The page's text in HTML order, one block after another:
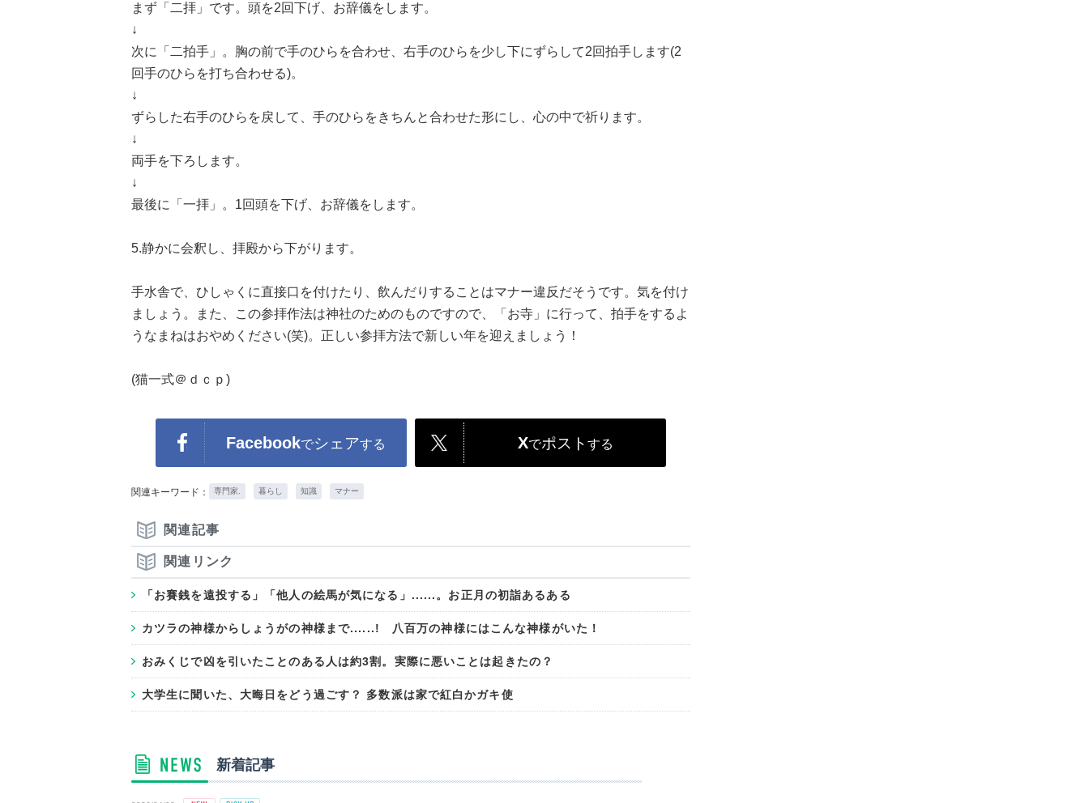
まず「二拝」です。頭を2回下げ、お辞儀をします。
↓
次に「二拍手」。胸の前で手のひらを合わせ、右手のひらを少し下にずらして2回拍手します(2
回手のひらを打ち合わせる)。
↓
ずらした右手のひらを戻して、手のひらをきちんと合わせた形にし、心の中で祈ります。
↓
両手を下ろします。
↓
最後に「一拝」。1回頭を下げ、お辞儀をします。
5.静かに会釈し、拝殿から下がります。
手水舎で、ひしゃくに直接口を付けたり、飲んだりすることはマナー違反だそうです。気を付け
ましょう。また、この参拝作法は神社のためのものですので、「お寺」に行って、拍手をするよ
うなまねはおやめください(笑)。正しい参拝方法で新しい年を迎えましょう！
(猫一式＠ｄｃｐ)
Facebookでシェアする Xでポスト する
関連キーワード： 専門家. 暮らし 知識 マナー
関連記事
関連リンク
「お賽銭を遠投する」「他人の絵馬が気になる」......。お正月の初詣あるある
カツラの神様からしょうがの神様まで......! 八百万の神様にはこんな神様がいた！
おみくじで凶を引いたことのある人は約3割。実際に悪いことは起きたの？
大学生に聞いた、大晦日をどう過ごす？ 多数派は家で紅白かガキ使
新着記事